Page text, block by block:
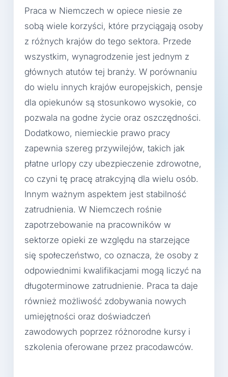
Praca w Niemczech w opiece niesie ze
sobą wiele korzyści, które przyciągają osoby
z różnych krajów do tego sektora. Przede
wszystkim, wynagrodzenie jest jednym z
głównych atutów tej branży. W porównaniu
do wielu innych krajów europejskich, pensje
dla opiekunów są stosunkowo wysokie, co
pozwala na godne życie oraz oszczędności.
Dodatkowo, niemieckie prawo pracy
zapewnia szereg przywilejów, takich jak
płatne urlopy czy ubezpieczenie zdrowotne,
co czyni tę pracę atrakcyjną dla wielu osób.
Innym ważnym aspektem jest stabilność
zatrudnienia. W Niemczech rośnie
zapotrzebowanie na pracowników w
sektorze opieki ze względu na starzejące
się społeczeństwo, co oznacza, że osoby z
odpowiednimi kwalifikacjami mogą liczyć na
długoterminowe zatrudnienie. Praca ta daje
również możliwość zdobywania nowych
umiejętności oraz doświadczeń
zawodowych poprzez różnorodne kursy i
szkolenia oferowane przez pracodawców.